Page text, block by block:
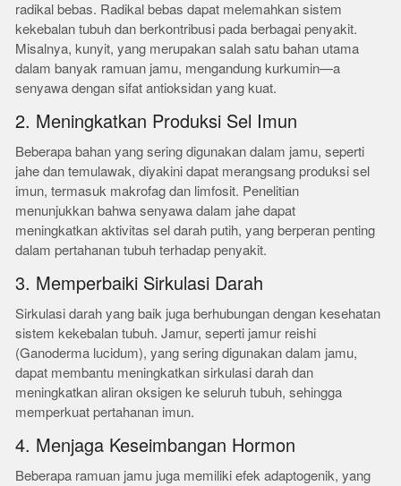
radikal bebas. Radikal bebas dapat melemahkan sistem
kekebalan tubuh dan berkontribusi pada berbagai penyakit.
Misalnya, kunyit, yang merupakan salah satu bahan utama
dalam banyak ramuan jamu, mengandung kurkumin—a
senyawa dengan sifat antioksidan yang kuat.
2. Meningkatkan Produksi Sel Imun
Beberapa bahan yang sering digunakan dalam jamu, seperti
jahe dan temulawak, diyakini dapat merangsang produksi sel
imun, termasuk makrofag dan limfosit. Penelitian
menunjukkan bahwa senyawa dalam jahe dapat
meningkatkan aktivitas sel darah putih, yang berperan penting
dalam pertahanan tubuh terhadap penyakit.
3. Memperbaiki Sirkulasi Darah
Sirkulasi darah yang baik juga berhubungan dengan kesehatan
sistem kekebalan tubuh. Jamur, seperti jamur reishi
(Ganoderma lucidum), yang sering digunakan dalam jamu,
dapat membantu meningkatkan sirkulasi darah dan
meningkatkan aliran oksigen ke seluruh tubuh, sehingga
memperkuat pertahanan imun.
4. Menjaga Keseimbangan Hormon
Beberapa ramuan jamu juga memiliki efek adaptogenik, yang